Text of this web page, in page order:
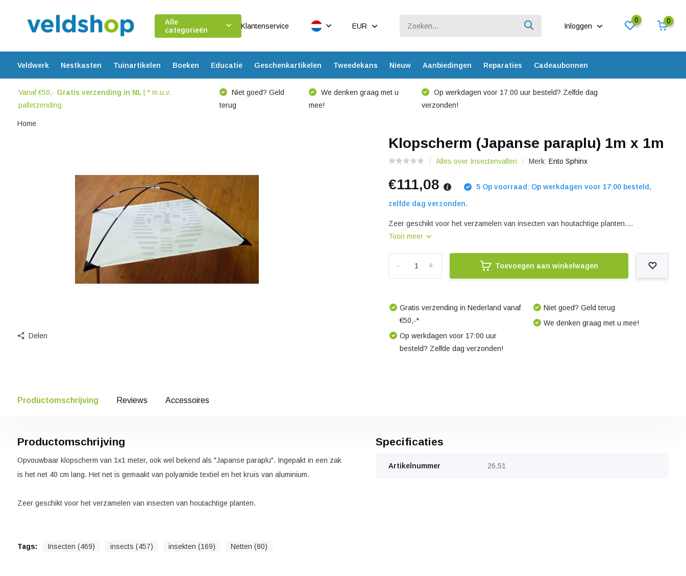
Alle
categorieën
Klantenservice EUR Inloggen
0 0
Veldwerk Nestkasten Tuinartikelen Boeken Educatie Geschenkartikelen Tweedekans Nieuw Aanbiedingen Reparaties Cadeaubonnen
Vanaf €50,- Gratis verzending in NL| * m.u.v.
palletzending
Niet goed? Geld
terug
We denken graag met u
mee!
Op werkdagen voor 17:00 uur besteld? Zelfde dag
verzonden!
Home
Delen
Klopscherm (Japanse paraplu) 1m x 1m
Alles over Insectenvallen Merk:Ento Sphinx
€111,08 5 Op voorraad: Op werkdagen voor 17:00 besteld,
zelfde dag verzonden.
Zeer geschikt voor het verzamelen van insecten van houtachtige planten....
Toon meer
+
- Toevoegen aan winkelwagen
Gratis verzending in Nederland vanaf
€50,-*
Op werkdagen voor 17:00 uur
besteld? Zelfde dag verzonden!
Niet goed? Geld terug
We denken graag met u mee!
Productomschrijving Reviews Accessoires
Productomschrijving
Opvouwbaar klopscherm van 1x1 meter, ook wel bekend als "Japanse paraplu". Ingepakt in een zak
is het net 40 cm lang. Het net is gemaakt van polyamide textiel en het kruis van aluminium.
Zeer geschikt voor het verzamelen van insecten van houtachtige planten.
Tags: Insecten (469) insects (457) insekten (169) Netten (80)
Specificaties
Artikelnummer 26.51